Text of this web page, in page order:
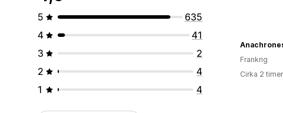
5
635
4
41
3
2
2
4
1
4
Frankrig
Cirka 2